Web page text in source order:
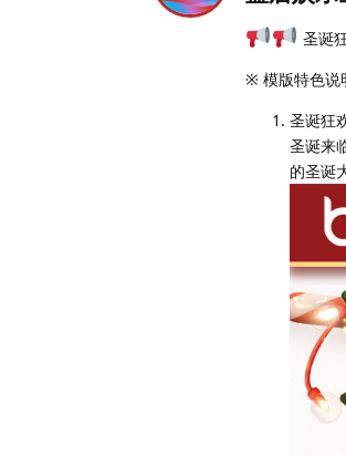
圣诞
※ 模版特色说
圣诞狂
圣诞来
的圣诞